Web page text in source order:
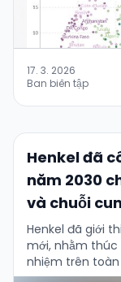
17. 3. 2026
Ban biên tập
Henkel đã
năm 2030
và chuỗi
Henkel đã giới
mới, nhằm
nhiệm trên toàn